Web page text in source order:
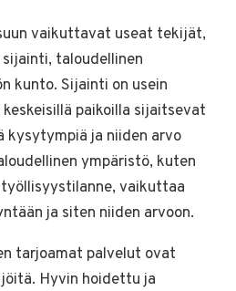
vaikuttavat useat tekijät,
taloudellinen
kunto. Sijainti on usein
paikoilla sijaitsevat
ja niiden arvo
ympäristö, kuten
vaikuttaa
ja siten niiden arvoon.
tarjoamat palvelut ovat
Hyvin hoidettu ja